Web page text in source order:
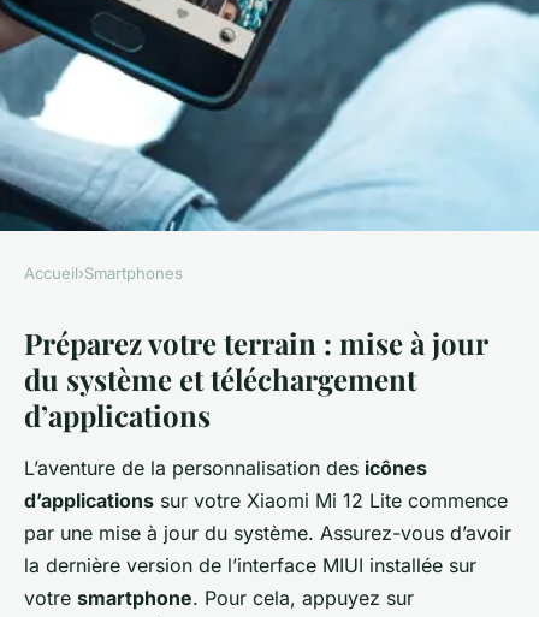
SMARTPHONES
Quelles étapes suivre pour
personnaliser les icônes
d'application sur un Xiaomi Mi
12 Lite ?
24 janvier 2024 • 5 min de lecture
Accueil›Smartphones
Préparez votre terrain : mise à jour
du système et téléchargement
d’applications
L’aventure de la personnalisation des icônes
d’applications sur votre Xiaomi Mi 12 Lite commence
par une mise à jour du système. Assurez-vous d’avoir
la dernière version de l’interface MIUI installée sur
votre smartphone. Pour cela, appuyez sur